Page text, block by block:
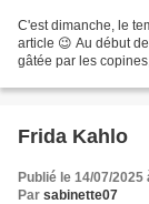
C'est dimanche, le
article 😉 Au début
gâtée par les
Frida Kahlo
Publié le 14/07/2025
Par sabinette07